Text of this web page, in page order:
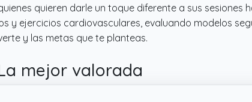
quieren darle un toque diferente a sus sesiones
y ejercicios cardiovasculares, evaluando modelos
y las metas que te planteas.
mejor valorada